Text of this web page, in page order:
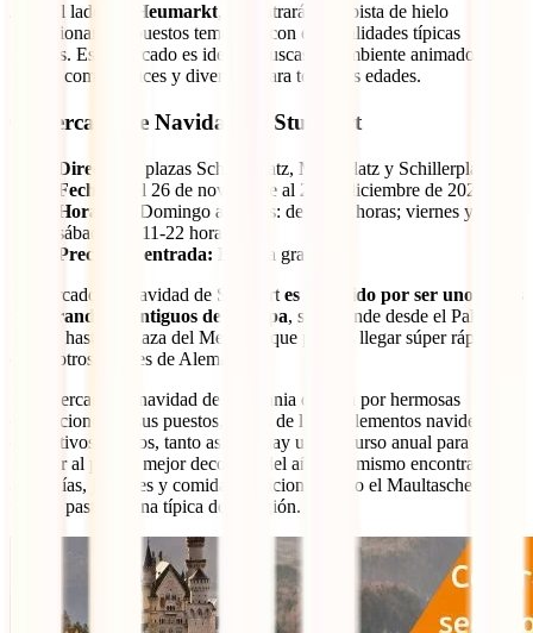
Justo al lado, en
Heumarkt, encontrarás una pista de hielo
impresionante y puestos temáticos con especialidades típicas
renanas. Este mercado es ideal si buscas un ambiente animado, con
mucha comida, luces y diversión para todas las edades.
6. Mercado de Navidad de Stuttgart
Dirección: plazas Schlossplatz, Marktplatz y Schillerplatz
Fechas:
del 26 de noviembre al 23 de diciembre de 2025
Horarios:
Domingo a jueves: de 11-21 horas; viernes y
sábado: de 11-22 horas
Precios de entrada: Entrada gratuita
El Mercado de Navidad de Stuttgart es conocido por ser uno de los
más grandes y antiguos de Europa, se extiende desde el Palacio
Nuevo hasta la Plaza del Mercado que puedes llegar súper rápido
desde otros lugares de Alemania.
Este mercado de navidad de Alemania destaca por hermosas
decoraciones de sus puestos, llenas de luces, elementos navideños
decorativos y renos, tanto así que hay un concurso anual para
premiar al puesto mejor decorado del año, allí mismo encontrarás
artesanías, juguetes y comidas tradicional como el Maultaschen, un
tipo de pasta rellena típica de la región.